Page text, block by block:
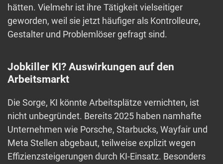
hätten. Vielmehr ist ihre Tätigkeit vielseitiger
geworden, weil sie jetzt häufiger als Kontrolleure,
Gestalter und Problemlöser gefragt sind.
Jobkiller KI? Auswirkungen auf den
Arbeitsmarkt
Die Sorge, KI könnte Arbeitsplätze vernichten, ist
nicht unbegründet. Bereits 2025 haben namhafte
Unternehmen wie Porsche, Starbucks, Wayfair und
Meta Stellen abgebaut, teilweise explizit wegen
Effizienzsteigerungen durch KI-Einsatz. Besonders